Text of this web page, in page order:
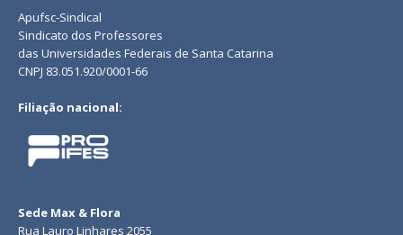
Apufsc-Sindical
Sindicato dos Professores
das Universidades Federais de Santa Catarina
CNPJ 83.051.920/0001-66
Filiação nacional:
Sede Max & Flora
Rua Lauro Linhares 2055